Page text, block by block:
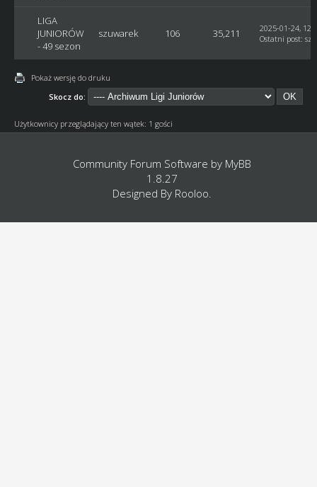
LIGA
JUNIORÓW
- 49 sezon
szuwarek 106 35,211
2025-01-24,
Ostatni post:
Pokaż wersję do druku
Skocz do:
Użytkownicy przeglądający ten wątek: 1 gości
Community Forum Software by MyBB
1.8.27
Designed By Rooloo